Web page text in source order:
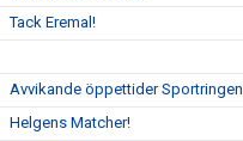
Tack Eremal!
Avvikande öppettider Sportringen
Helgens Matcher!